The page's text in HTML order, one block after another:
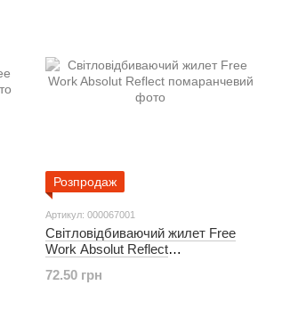
Розпродаж
Артикул: 000067001
Світловідбиваючий жилет Free
Work Absolut Reflect
72.50 грн